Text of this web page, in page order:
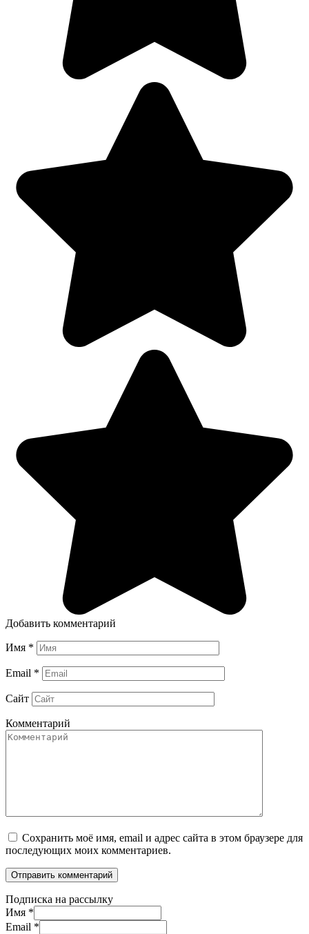
Добавить комментарий
Имя *
Email *
Сайт
Комментарий
Сохранить моё имя, email и адрес сайта в этом браузере для
последующих моих комментариев.
Подписка на рассылку
Имя *
Email *